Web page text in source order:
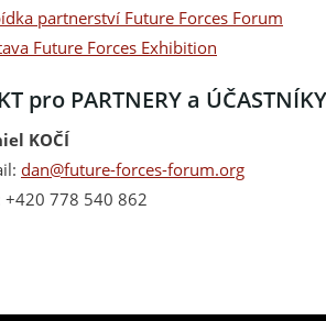
partnerství Future Forces Forum
Future Forces Exhibition
pro PARTNERY a ÚČASTNÍKY
KOČÍ
dan@future-forces-forum.org
+420 778 540 862